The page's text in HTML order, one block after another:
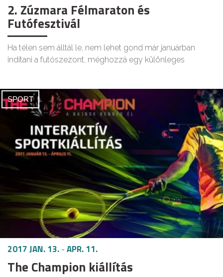
2. Zúzmara Félmaraton és
Futófesztivál
Ha télen sem álltál le, nem lehet gond már januárban
indítani a futószezont, méghozzá egy különleges
SPORT
2017 JAN. 13.-APR. 11.
The Champion kiállítás